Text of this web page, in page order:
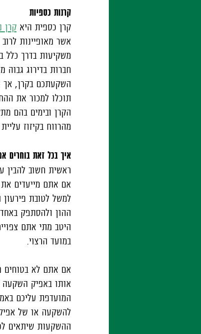
קרנות כספיות
קרן כספית היאקרן
אשר מאופיינות
משקיעות בדרך כלל
חברות בדירוג גבוה
השקעתכם בקרן, אך
תוכלו למכור את
מהרווח בקיזוז
איך בכל זאת בוחרים
ראשית חשוב
אם אתם מייעדים
למשל לטובת
ההון ולהסתפק
היטב מתי אתם
במועד הרצוי.
אם אתם לא בטוחים
אותו באפיק השקעה
המועדפת עליכם
להשקעה או של
ההשקעות שיתאים